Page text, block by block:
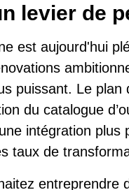
levier de
est aujourd'hui
puissant. Le
du catalogue
intégration plus
taux de
entreprendre